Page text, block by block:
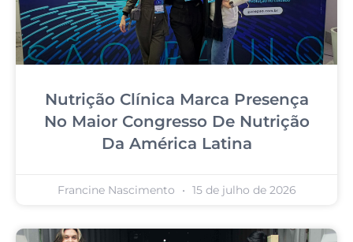
Nutrição Clínica Marca Presença
No Maior Congresso De Nutrição
Da América Latina
Francine Nascimento 15 de julho de 2026